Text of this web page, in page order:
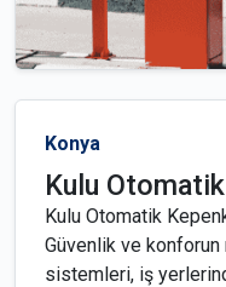
Konya
Kulu
Kulu Otomatik
Güvenlik ve
sistemleri, iş